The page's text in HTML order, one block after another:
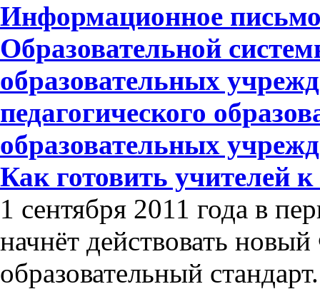
Информационное
Образовательной
образовательных
педагогического
образовательных
Как готовить учителей
1 сентября 2011 года в
начнёт действовать
образовательный